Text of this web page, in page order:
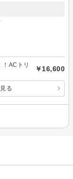
！ACトリ
￥16,600
る